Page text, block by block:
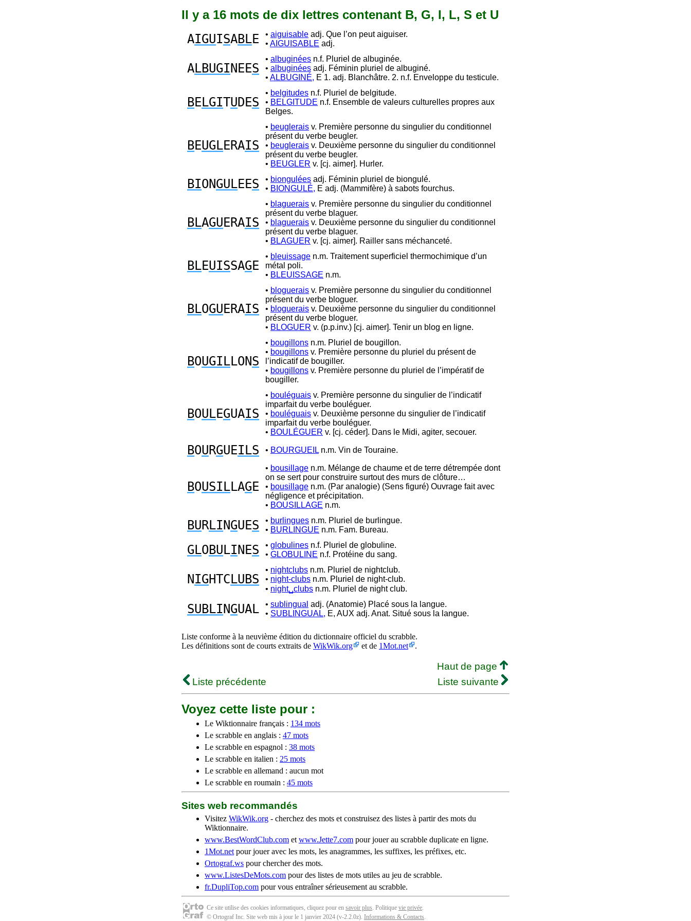
Il y a 16 mots de dix lettres contenant B, G, I, L, S et U
AIGUISABLE • aiguisable adj. Que l’on peut aiguiser.
• AIGUISABLE adj.
ALBUGI NEES
• albuginées n.f. Pluriel de albuginée.
• albuginées adj. Féminin pluriel de albuginé.
• ALBUGINÉ, E 1. adj. Blanchâtre. 2. n.f. Enveloppe du testicule.
BE LGITUDES
• belgitudes n.f. Pluriel de belgitude.
• BELGITUDE n.f. Ensemble de valeurs culturelles propres aux
Belges.
BEUGLERAIS
• beuglerais v. Première personne du singulier du conditionnel
présent du verbe beugler.
• beuglerais v. Deuxième personne du singulier du conditionnel
présent du verbe beugler.
• BEUGLER v. [cj. aimer]. Hurler.
BIONGULEES • biongulées adj. Féminin pluriel de biongulé.
• BIONGULÉ, E adj. (Mammifère) à sabots fourchus.
BLAGUERAIS
• blaguerais v. Première personne du singulier du conditionnel
présent du verbe blaguer.
• blaguerais v. Deuxième personne du singulier du conditionnel
présent du verbe blaguer.
• BLAGUER v. [cj. aimer]. Railler sans méchanceté.
BLEUISSAGE
• bleuissage n.m. Traitement superficiel thermochimique d’un
métal poli.
• BLEUISSAGE n.m.
BLOGUERAIS
• bloguerais v. Première personne du singulier du conditionnel
présent du verbe bloguer.
• bloguerais v. Deuxième personne du singulier du conditionnel
présent du verbe bloguer.
• BLOGUER v. (p.p.inv.) [cj. aimer]. Tenir un blog en ligne.
BOUGILLONS
• bougillons n.m. Pluriel de bougillon.
• bougillons v. Première personne du pluriel du présent de
l’indicatif de bougiller.
• bougillons v. Première personne du pluriel de l’impératif de
bougiller.
BOULEGUAIS
• bouléguais v. Première personne du singulier de l’indicatif
imparfait du verbe bouléguer.
• bouléguais v. Deuxième personne du singulier de l’indicatif
imparfait du verbe bouléguer.
• BOULÉGUER v. [cj. céder]. Dans le Midi, agiter, secouer.
BOURGUEILS • BOURGUEIL n.m. Vin de Touraine.
BOUSILLAGE
• bousillage n.m. Mélange de chaume et de terre détrempée dont
on se sert pour construire surtout des murs de clôture…
• bousillage n.m. (Par analogie) (Sens figuré) Ouvrage fait avec
négligence et précipitation.
• BOUSILLAGE n.m.
BURLI NGUES • burlingues n.m. Pluriel de burlingue.
• BURLINGUE n.m. Fam. Bureau.
GLOBU LI NES • globulines n.f. Pluriel de globuline.
• GLOBULINE n.f. Protéine du sang.
NIGHTC LUBS
• nightclubs n.m. Pluriel de nightclub.
• night-clubs n.m. Pluriel de night-club.
• night␣clubs n.m. Pluriel de night club.
SUBLI NGUAL • sublingual adj. (Anatomie) Placé sous la langue.
• SUBLINGUAL, E, AUX adj. Anat. Situé sous la langue.
Liste conforme à la neuvième édition du dictionnaire officiel du scrabble.
Les définitions sont de courts extraits de WikWik.org et de 1Mot.net .
Haut de page
Liste précédente
Liste suivante
Voyez cette liste pour :
Le Wiktionnaire français : 134 mots
Le scrabble en anglais : 47 mots
Le scrabble en espagnol : 38 mots
Le scrabble en italien : 25 mots
Le scrabble en allemand : aucun mot
Le scrabble en roumain : 45 mots
Sites web recommandés
Visitez WikWik.org - cherchez des mots et construisez des listes à partir des mots du
Wiktionnaire.
www.BestWordClub.com et www.Jette7.com pour jouer au scrabble duplicate en ligne.
1Mot.net pour jouer avec les mots, les anagrammes, les suffixes, les préfixes, etc.
Ortograf.ws pour chercher des mots.
www.ListesDeMots.com pour des listes de mots utiles au jeu de scrabble.
fr.DupliTop.com pour vous entraîner sérieusement au scrabble.
Ce site utilise des cookies informatiques, cliquez pour en savoir plus. Politique vie privée.
© Ortograf Inc. Site web mis à jour le 1 janvier 2024 (v-2.2.0z). Informations & Contacts.